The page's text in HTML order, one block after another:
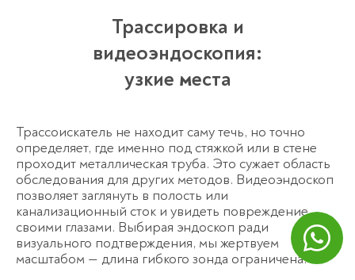
Трассировка и
видеоэндоскопия:
узкие места
Трассоискатель не находит саму течь, но точно
определяет, где именно под стяжкой или в стене
проходит металлическая труба. Это сужает область
обследования для других методов. Видеоэндоскоп
позволяет заглянуть в полость или
канализационный сток и увидеть повреждение
своими глазами. Выбирая эндоскоп ради
визуального подтверждения, мы жертвуем
масштабом — длина гибкого зонда ограничена.